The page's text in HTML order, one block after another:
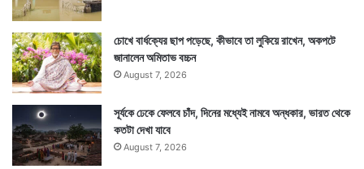
চোখে বার্ধক্যের ছাপ পড়েছে, কীভাবে তা লুকিয়ে রাখেন, অকপটে
জানালেন অমিতাভ বচ্চন
August 7, 2026
সূর্যকে ঢেকে ফেলবে চাঁদ, দিনের মধ্যেই নামবে অন্ধকার, ভারত থেকে
কতটা দেখা যাবে
August 7, 2026